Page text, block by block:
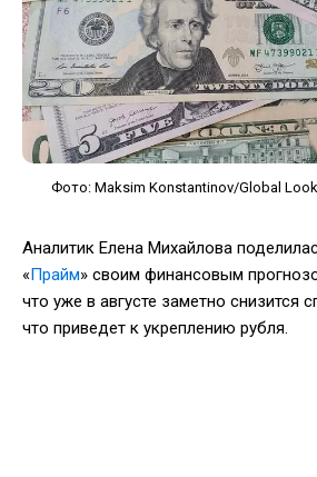
Фото: Maksim Konstantinov/Global
Аналитик Елена Михайлова
«Прайм» своим финансовым
что уже в августе заметно снизится
что приведет к укреплению рубля.